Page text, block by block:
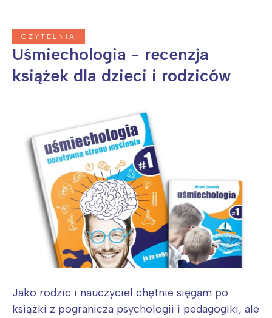
CZYTELNIA
Uśmiechologia - recenzja
książek dla dzieci i rodziców
Jako rodzic i nauczyciel chętnie sięgam po
książki z pogranicza psychologii i pedagogiki, ale